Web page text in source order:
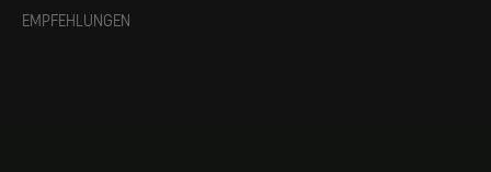
EMPFEHLUNGEN